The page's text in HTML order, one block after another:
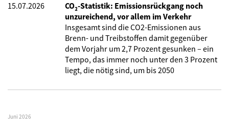
15.07.2026
CO₂-Statistik: Emissionsrückgang noch
unzureichend, vor allem im Verkehr
Insgesamt sind die CO2-Emissionen aus
Brenn- und Treibstoffen damit gegenüber
dem Vorjahr um 2,7 Prozent gesunken – ein
Tempo, das immer noch unter den 3 Prozent
liegt, die nötig sind, um bis 2050
Juni 2026